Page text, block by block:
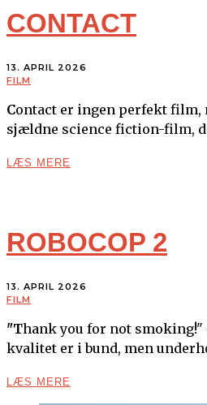
CONTACT
13. APRIL 2026
FILM
Contact er ingen perfekt film, men mindre kan også gøre det. Væsentligst, så er Contact den type relativt
sjældne science fiction-film,
LÆS MERE
ROBOCOP 2
13. APRIL 2026
FILM
"Thank you for not smoking!" – RoboCop er tilbage i denne elskelige og rodede møgfilm, hvor manuskriptets
kvalitet er i bund, men
LÆS MERE